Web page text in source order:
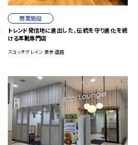
商業施設
トレンド発信地に進出した、伝統を守り進化を続
ける革靴専門店
スコッチグレイン 表参道店